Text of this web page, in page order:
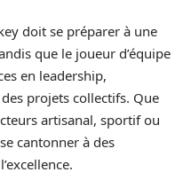
doit se préparer à une
que le joueur d’équipe
en leadership,
projets collectifs. Que
artisanal, sportif ou
cantonner à des